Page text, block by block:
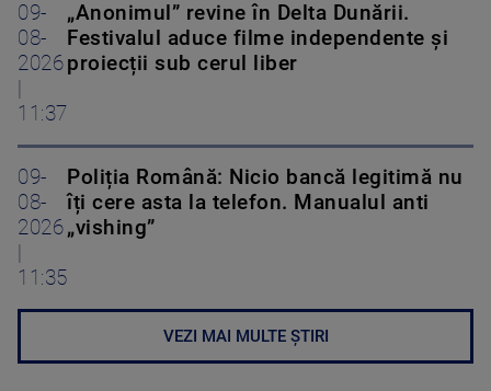
09-
08-
2026
11:37
„Anonimul” revine în Delta Dunării.
Festivalul aduce filme independente și
proiecții sub cerul liber
09-
08-
2026
11:35
Poliția Română: Nicio bancă legitimă nu
îți cere asta la telefon. Manualul anti
„vishing”
VEZI MAI MULTE ȘTIRI